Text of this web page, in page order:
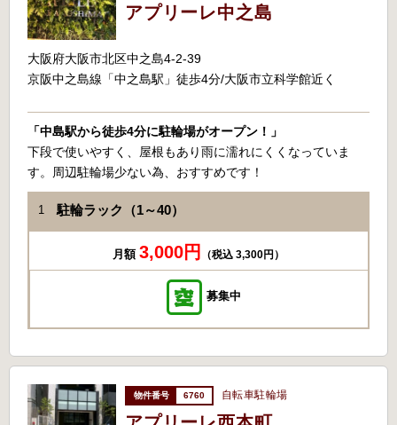
アプリーレ中之島
大阪府大阪市北区中之島4-2-39
京阪中之島線「中之島駅」徒歩4分/大阪市立科学館近く
「中島駅から徒歩4分に駐輪場がオープン！」
下段で使いやすく、屋根もあり雨に濡れにくくなっていま
す。周辺駐輪場少ない為、おすすめです！
1 駐輪ラック（1～40）
月額 3,000円 （税込 3,300円）
募集中
6760 自転車駐輪場